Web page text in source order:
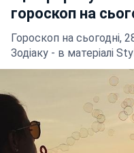
гороскоп на
Гороскоп на сьогодні,
Зодіаку - в матеріалі